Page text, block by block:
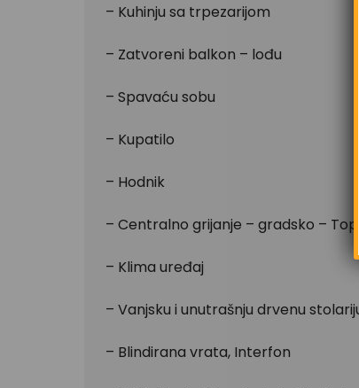
– Kuhinju sa trpezarijom
– Zatvoreni balkon – lođu
– Spavaću sobu
– Kupatilo
– Hodnik
– Centralno grijanje – gradsko –
– Klima uređaj
– Vanjsku i unutrašnju drvenu
– Blindirana vrata, Interfon